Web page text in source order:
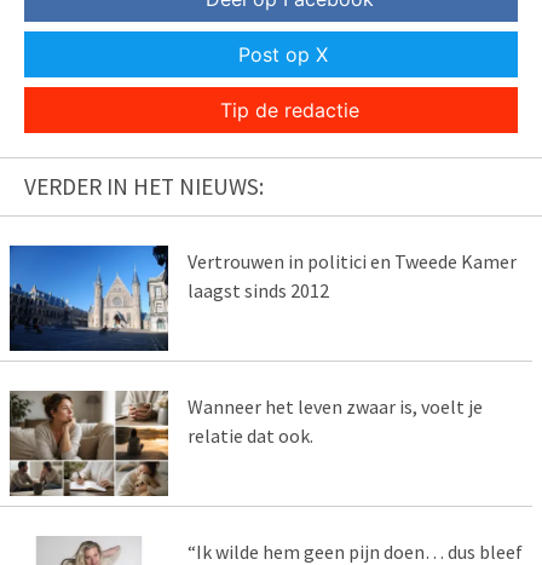
Post op X
Tip de redactie
VERDER IN HET NIEUWS:
Vertrouwen in politici en Tweede Kamer
laagst sinds 2012
Wanneer het leven zwaar is, voelt je
relatie dat ook.
“Ik wilde hem geen pijn doen… dus bleef